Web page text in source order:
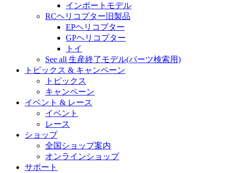
インポートモデル
RCヘリコプター旧製品
EPヘリコプター
GPヘリコプター
トイ
See all 生産終了モデル(パーツ検索用)
トピックス & キャンペーン
トピックス
キャンペーン
イベント & レース
イベント
レース
ショップ
全国ショップ案内
オンラインショップ
サポート